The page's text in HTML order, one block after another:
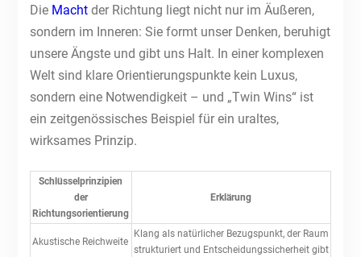
Die Machtder Richtung liegt nicht nur im Äußeren,
sondern im Inneren: Sie formt unser Denken, beruhigt
unsere Ängste und gibt uns Halt. In einer komplexen
Welt sind klare Orientierungspunkte kein Luxus,
sondern eine Notwendigkeit – und „Twin Wins“ ist
ein zeitgenössisches Beispiel für ein uraltes,
wirksames Prinzip.
Schlüsselprinzipien
der
Richtungsorientierung
Erklärung
Akustische Reichweite
Klang als natürlicher Bezugspunkt, der Raum
strukturiert und Entscheidungssicherheit gibt